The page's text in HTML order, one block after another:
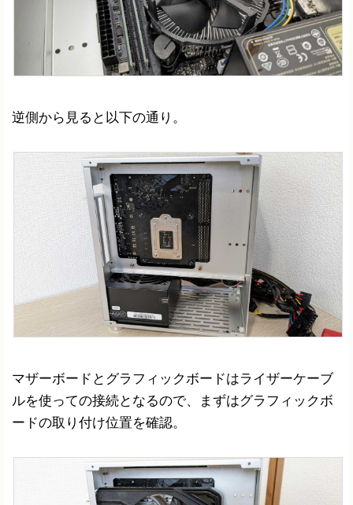
逆側から見ると以下の通り。
マザーボードとグラフィックボードはライザーケーブ
ルを使っての接続となるので、まずはグラフィックボ
ードの取り付け位置を確認。